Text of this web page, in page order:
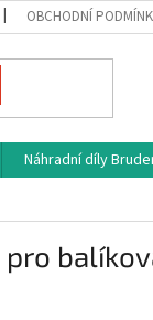
OBCHODNÍ
Náhradní díly